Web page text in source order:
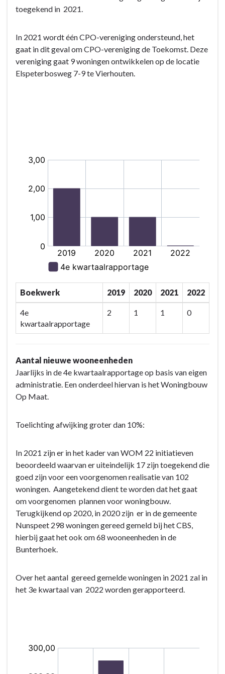
bereiken?
Volkshuisvesting
toegekend in 2021.
In 2021 wordt één CPO-vereniging ondersteund, het
gaat in dit geval om CPO-vereniging de Toekomst. Deze
vereniging gaat 9 woningen ontwikkelen op de locatie
Elspeterbosweg 7-9 te Vierhouten.
Boekwerk 2019 2020 2021 2022
4e
kwartaalrapportage
2 1 1 0
Aantal nieuwe wooneenheden
Jaarlijks in de 4e kwartaalrapportage op basis van eigen
administratie. Een onderdeel hiervan is het Woningbouw
Op Maat.
Toelichting afwijking groter dan 10%:
In 2021 zijn er in het kader van WOM 22 initiatieven
beoordeeld waarvan er uiteindelijk 17 zijn toegekend die
goed zijn voor een voorgenomen realisatie van 102
woningen. Aangetekend dient te worden dat het gaat
om voorgenomen plannen voor woningbouw.
Terugkijkend op 2020, in 2020 zijn er in de gemeente
Nunspeet 298 woningen gereed gemeld bij het CBS,
hierbij gaat het ook om 68 wooneenheden in de
Bunterhoek.
Over het aantal gereed gemelde woningen in 2021 zal in
het 3e kwartaal van 2022 worden gerapporteerd.